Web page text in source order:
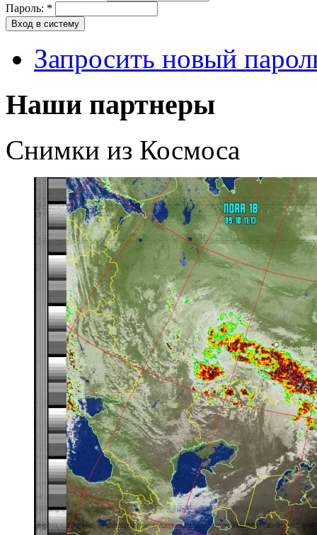
Пароль: *
Запросить новый
Наши партнеры
Снимки из Космоса